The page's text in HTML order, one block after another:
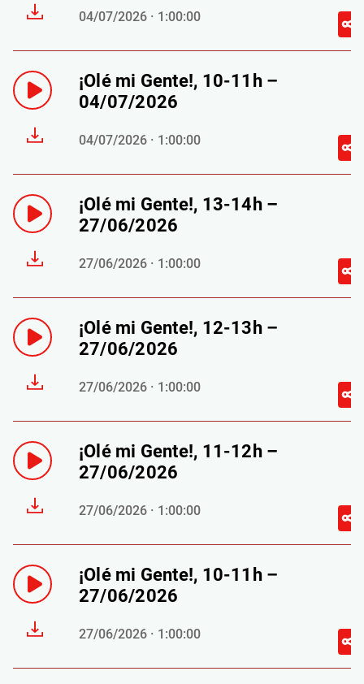
04/07/2026 · 1:00:00
¡Olé mi Gente!, 10-11h –
04/07/2026
04/07/2026 · 1:00:00
¡Olé mi Gente!, 13-14h –
27/06/2026
27/06/2026 · 1:00:00
¡Olé mi Gente!, 12-13h –
27/06/2026
27/06/2026 · 1:00:00
¡Olé mi Gente!, 11-12h –
27/06/2026
27/06/2026 · 1:00:00
¡Olé mi Gente!, 10-11h –
27/06/2026
27/06/2026 · 1:00:00